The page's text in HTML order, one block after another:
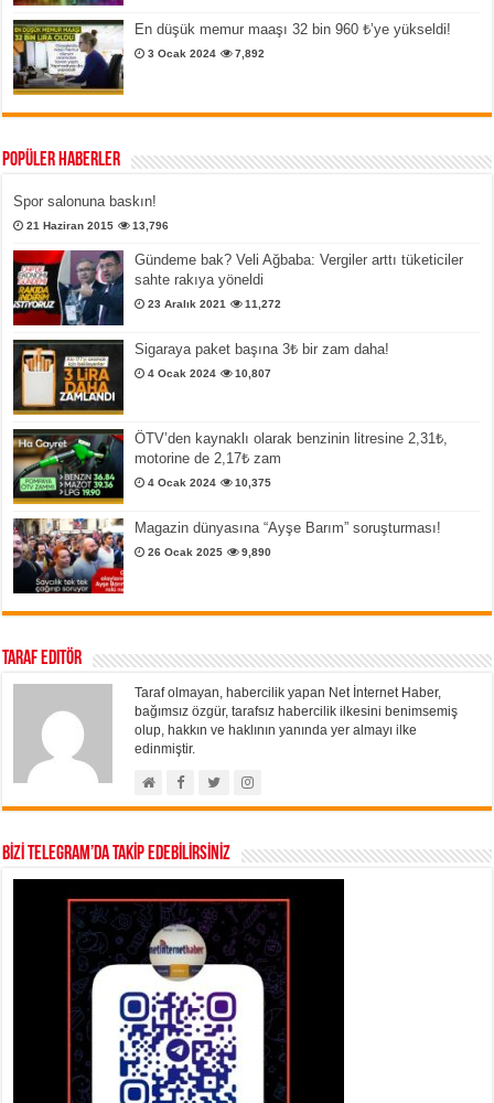
En düşük memur maaşı 32 bin 960 ₺’ye yükseldi!
3 Ocak 2024 7,892
Popüler Haberler
Spor salonuna baskın!
21 Haziran 2015 13,796
Gündeme bak? Veli Ağbaba: Vergiler arttı tüketiciler
sahte rakıya yöneldi
23 Aralık 2021 11,272
Sigaraya paket başına 3₺ bir zam daha!
4 Ocak 2024 10,807
ÖTV’den kaynaklı olarak benzinin litresine 2,31₺,
motorine de 2,17₺ zam
4 Ocak 2024 10,375
Magazin dünyasına “Ayşe Barım” soruşturması!
26 Ocak 2025 9,890
Taraf Editör
Taraf olmayan, habercilik yapan Net İnternet Haber,
bağımsız özgür, tarafsız habercilik ilkesini benimsemiş
olup, hakkın ve haklının yanında yer almayı ilke
edinmiştir.
BİZİ TELEGRAM’DA TAKİP EDEBİLİRSİNİZ